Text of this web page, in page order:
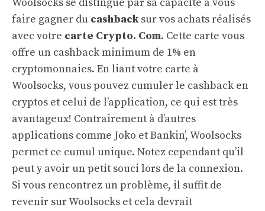
faire gagner du cashbacksur vos achats réalisés
avec votre carte Crypto. Com. Cette carte vous
offre un cashback minimum de 1% en
cryptomonnaies. En liant votre carte à
Woolsocks, vous pouvez cumuler le cashback en
cryptos et celui de l’application, ce qui est très
avantageux! Contrairement à d’autres
applications comme Joko et Bankin’, Woolsocks
permet ce cumul unique. Notez cependant qu’il
peut y avoir un petit souci lors de la connexion.
Si vous rencontrez un problème, il suffit de
revenir sur Woolsocks et cela devrait